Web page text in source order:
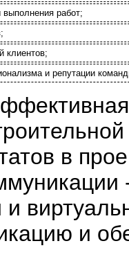
работ;
клиентов;
и репутации
в
и